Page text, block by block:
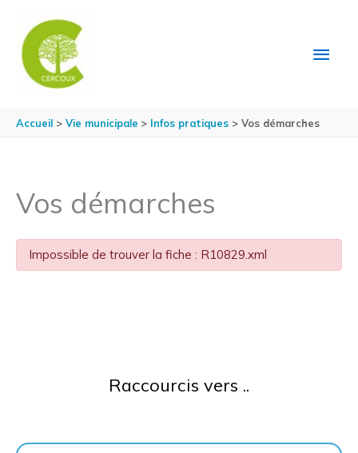
Accueil Vie municipale Infos pratiques Vos démarches
Vos démarches
Impossible de trouver la fiche : R10829.xml
Raccourcis vers ..